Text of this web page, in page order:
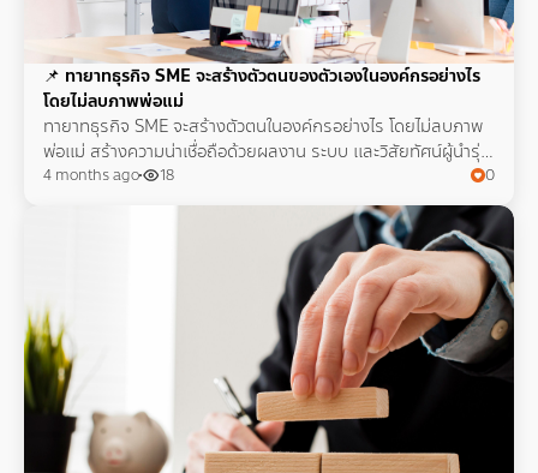
📌 ทายาทธุรกิจ SME จะสร้างตัวตนของตัวเองในองค์กรอย่างไร
โดยไม่ลบภาพพ่อแม่
ทายาทธุรกิจ SME จะสร้างตัวตนในองค์กรอย่างไร โดยไม่ลบภาพ
พ่อแม่ สร้างความน่าเชื่อถือด้วยผลงาน ระบบ และวิสัยทัศน์ผู้นำรุ่น
ใหม่
4 months ago 18 0